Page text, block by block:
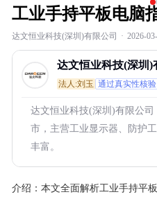
工业手持平板电脑
达文恒业科技(深圳)有限公司 · 2026-
达文恒业科技(深圳)
法人:刘玉 通过真实性核验
达文恒业科技(深圳)有限公司
市，主营工业显示器、防护
丰富。
介绍： 本文全面解析工业手持平